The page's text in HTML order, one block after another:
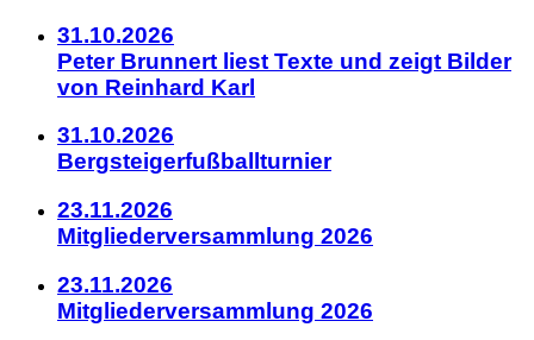
31.10.2026
Peter Brunnert liest Texte und zeigt Bilder
von Reinhard Karl
31.10.2026
Bergsteigerfußballturnier
23.11.2026
Mitgliederversammlung 2026
23.11.2026
Mitgliederversammlung 2026